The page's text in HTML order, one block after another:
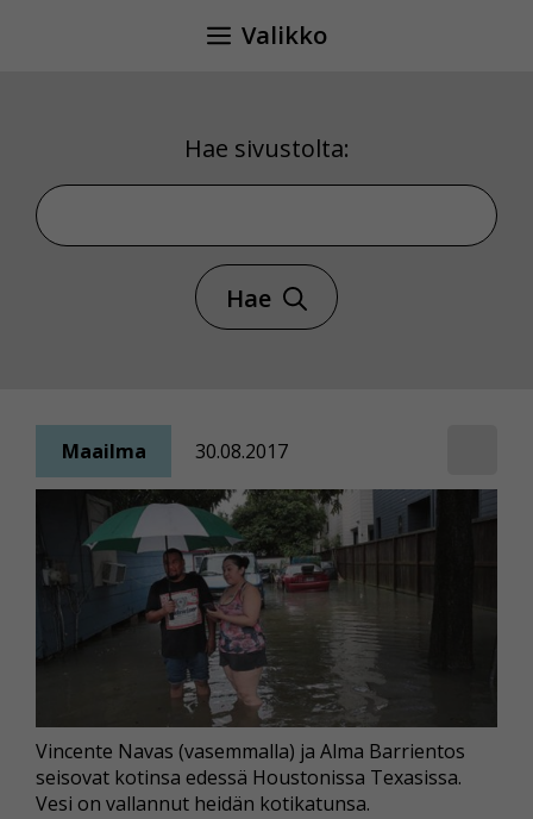
Valikko
Hae sivustolta:
Hae sivustolta
Hae
Maailma 30.08.2017
Vincente Navas (vasemmalla) ja Alma Barrientos
seisovat kotinsa edessä Houstonissa Texasissa.
Vesi on vallannut heidän kotikatunsa.